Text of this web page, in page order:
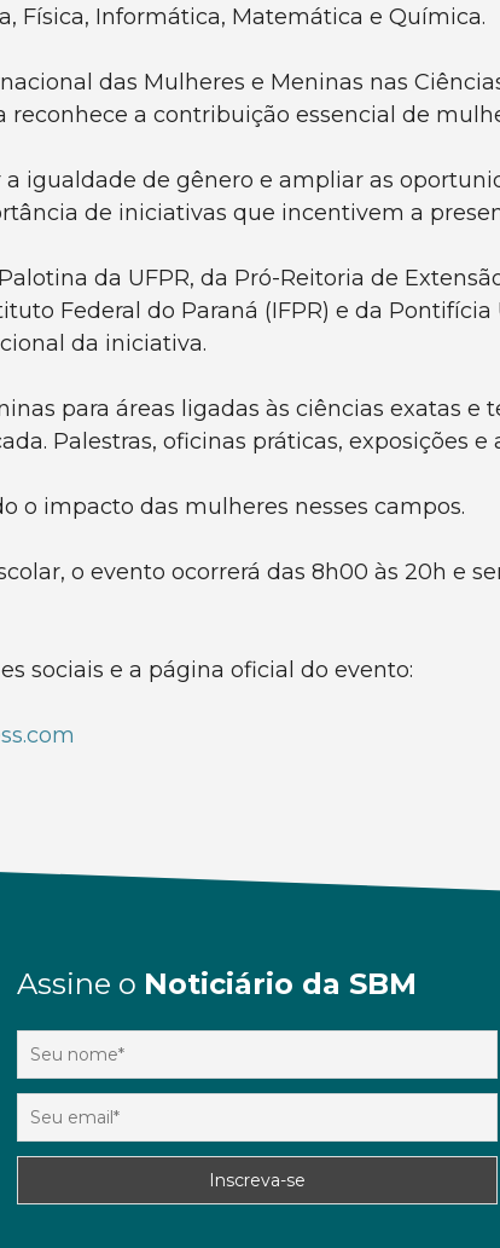
Física, Informática, Matemática e Química.
das Mulheres e Meninas nas
reconhece a contribuição essencial de
igualdade de gênero e ampliar as
de iniciativas que incentivem a
da UFPR, da Pró-Reitoria de
Federal do Paraná (IFPR) e da
da iniciativa.
para áreas ligadas às ciências exatas
Palestras, oficinas práticas, exposições
o impacto das mulheres nesses campos.
o evento ocorrerá das 8h00 às 20h e
sociais e a página oficial do evento:
Assine o Noticiário da SBM